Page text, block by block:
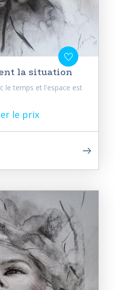
la situation
le temps et l'espace est
le prix